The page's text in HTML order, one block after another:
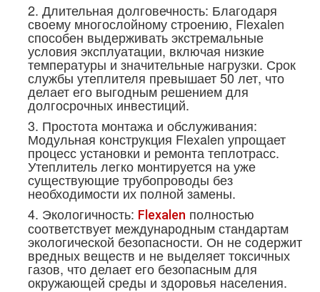
2. Длительная долговечность: Благодаря
своему многослойному строению, Flexalen
способен выдерживать экстремальные
условия эксплуатации, включая низкие
температуры и значительные нагрузки. Срок
службы утеплителя превышает 50 лет, что
делает его выгодным решением для
долгосрочных инвестиций.
3. Простота монтажа и обслуживания:
Модульная конструкция Flexalen упрощает
процесс установки и ремонта теплотрасс.
Утеплитель легко монтируется на уже
существующие трубопроводы без
необходимости их полной замены.
4. Экологичность: Flexalen полностью
соответствует международным стандартам
экологической безопасности. Он не содержит
вредных веществ и не выделяет токсичных
газов, что делает его безопасным для
окружающей среды и здоровья населения.